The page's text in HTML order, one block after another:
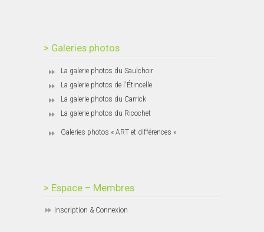
> Galeries photos
La galerie photos du Saulchoir
La galerie photos de l'Étincelle
La galerie photos du Carrick
La galerie photos du Ricochet
Galeries photos « ART et différences »
> Espace – Membres
Inscription & Connexion